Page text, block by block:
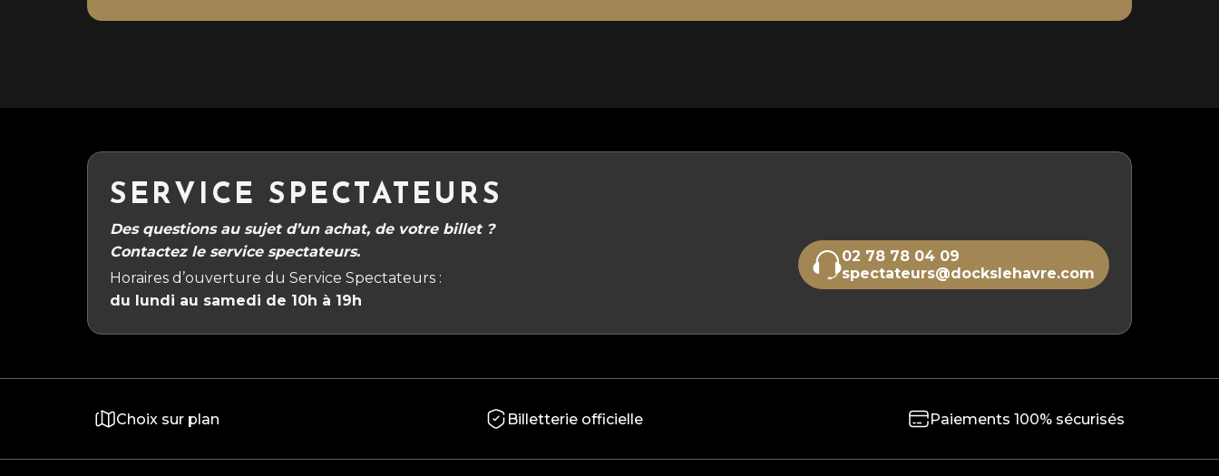
SERVICE SPECTATEURS
Des questions au sujet d’un achat, de votre billet ?
Contactez le service spectateurs.
Horaires d’ouverture du Service Spectateurs :
du lundi au samedi de 10h à 19h
02 78 78 04 09
spectateurs@dockslehavre.com
Choix sur plan Billetterie officielle Paiements 100% sécurisés